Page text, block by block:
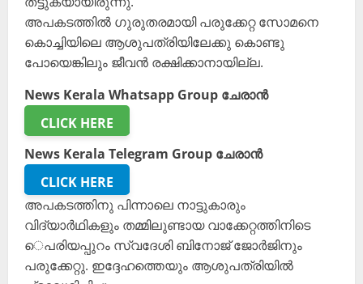
അപകടത്തിൽ ഗുരുതരമായി പരുക്കേറ്റ സോമനെ
കൊച്ചിയിലെ ആശുപത്രിയിലേക്കു കൊണ്ടു
പോയെങ്കിലും ജീവൻ രക്ഷിക്കാനായില്ല.
News Kerala Whatsapp Group ചേരാൻ
CLICK HERE
News Kerala Telegram Group ചേരാൻ
CLICK HERE
അപകടത്തിനു പിന്നാലെ നാട്ടുകാരും
വിദ്യാർഥികളും തമ്മിലുണ്ടായ വാക്കേറ്റത്തിനിടെ
െപരിയപ്പുറം സ്വദേശി ബിനോജ് ജോർജിനും
പരുക്കേറ്റു. ഇദ്ദേഹത്തെയും ആശുപത്രിയിൽ‌